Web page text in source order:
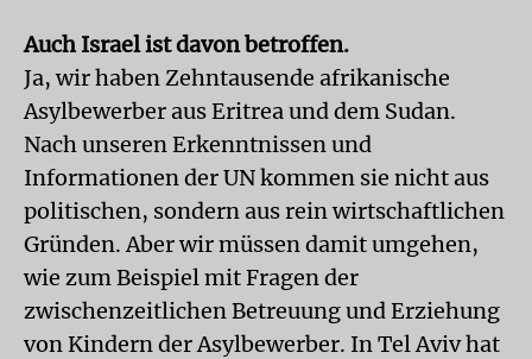
Auch Israel ist davon betroffen.
Ja, wir haben Zehntausende afrikanische
Asylbewerber aus Eritrea und dem Sudan.
Nach unseren Erkenntnissen und
Informationen der UN kommen sie nicht aus
politischen, sondern aus rein wirtschaftlichen
Gründen. Aber wir müssen damit umgehen,
wie zum Beispiel mit Fragen der
zwischenzeitlichen Betreuung und Erziehung
von Kindern der Asylbewerber. In Tel Aviv hat